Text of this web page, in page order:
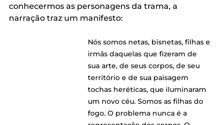
conhecermos as personagens da trama, a
narração traz um manifesto:
Nós somos netas, bisnetas, filhas e
irmãs daquelas que fizeram de
sua arte, de seus corpos, de seu
território e de sua paisagem
tochas heréticas, que iluminaram
um novo céu. Somos as filhas do
fogo. O problema nunca é a